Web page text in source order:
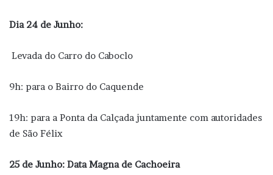
Dia 24 de Junho:
Levada do Carro do Caboclo
9h: para o Bairro do Caquende
19h: para a Ponta da Calçada juntamente com autoridades
de São Félix
25 de Junho: Data Magna de Cachoeira